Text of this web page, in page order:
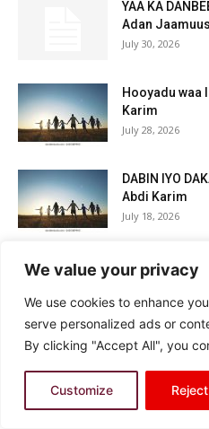
We value your privacy
We use cookies to enhance
serve personalized ads or
By clicking "Accept All", you
Customize
YAA KA
Adan Jaamuus
July 30, 2026
Hooyadu waa
Karim
July 28, 2026
DABIN IYO
Abdi Karim
July 18, 2026
Waqtiga iyo
Abdi Karim
July 6, 2026
DABIN IYO
Abdi Karim
July 1, 2026